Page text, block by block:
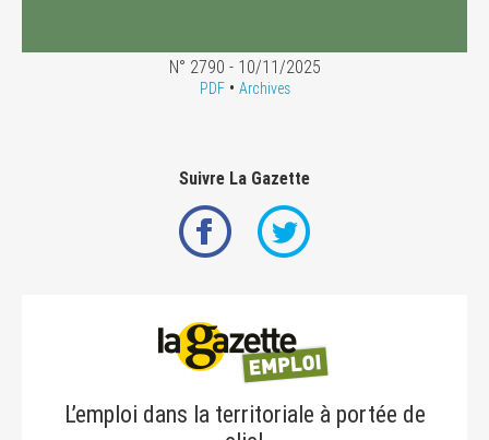
N° 2790 - 10/11/2025
PDF• Archives
Suivre La Gazette
L’emploi dans la territoriale à portée de